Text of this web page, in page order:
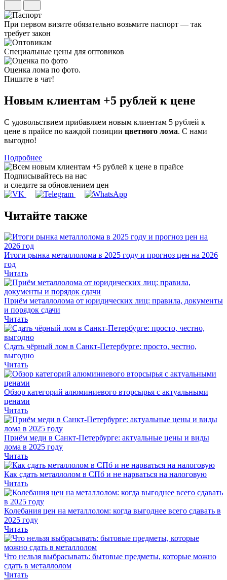
При первом визите обязательно возьмите паспорт — так
требует закон
Специальные цены для оптовиков
Оценка лома по фото.
Пишите в чат!
Новым клиентам +5 рублей к цене
С удовольствием прибавляем новым клиентам 5 рублей к
цене в прайсе по каждой позиции цветного лома. С нами
выгодно!
Подробнее
Подписывайтесь на нас
и следите за обновлением цен
Читайте также
Итоги рынка металлолома в 2025 году и прогноз цен на 2026
год
Читать
Приём металлолома от юридических лиц: правила, документы
и порядок сдачи
Читать
Сдать чёрный лом в Санкт-Петербурге: просто, честно,
выгодно
Читать
Обзор категорий алюминиевого вторсырья с актуальными
ценами
Читать
Приём меди в Санкт-Петербурге: актуальные цены и виды
лома в 2025 году
Читать
Как сдать металлолом в СПб и не нарваться на налоговую
Читать
Колебания цен на металлолом: когда выгоднее всего сдавать в
2025 году
Читать
Что нельзя выбрасывать: бытовые предметы, которые можно
сдать в металлолом
Читать